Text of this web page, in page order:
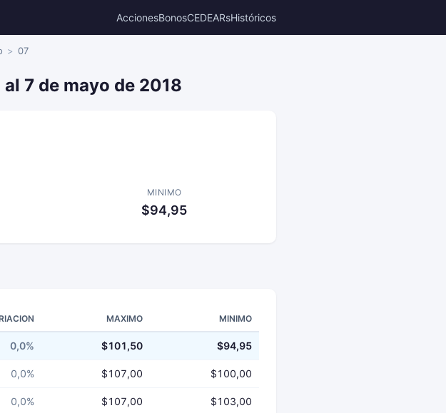
AccionesBonosCEDEARsHistóricos
07
7 de mayo de 2018
MINIMO
$94,95
MAXIMO MINIMO
0,0% $101,50 $94,95
0,0% $107,00 $100,00
0,0% $107,00 $103,00